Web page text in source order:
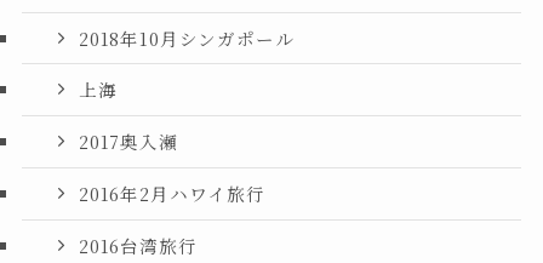
2018年10月シンガポール
上海
2017奥入瀬
2016年2月ハワイ旅行
2016台湾旅行